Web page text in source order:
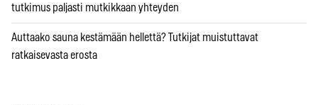
tutkimus paljasti mutkikkaan yhteyden
Auttaako sauna kestämään hellettä? Tutkijat muistuttavat
ratkaisevasta erosta